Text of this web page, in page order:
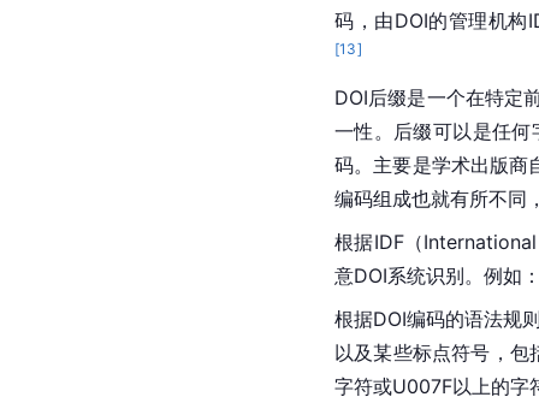
码，由DOI的管理机
[13]
DOI后缀是一个在特定
一性。后缀可以是任
码。主要是学术出版商
编码组成也就有所不同
根据IDF（
意DOI系统识别。例如
根据DOI编码的语法规
以及某些标点符号，包
字符或U007F以上的字